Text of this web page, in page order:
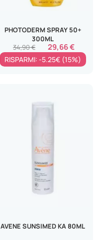
PHOTODERM SPRAY 50+
300ML
29,66 €
34,90 €
RISPARMI: -5.25€ (15%)
AVENE SUNSIMED KA 80ML